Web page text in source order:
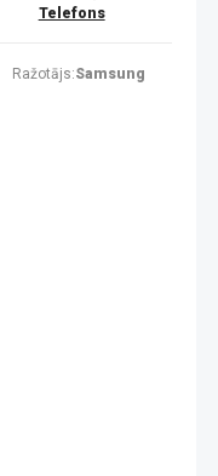
Telefons
Ražotājs:Samsung